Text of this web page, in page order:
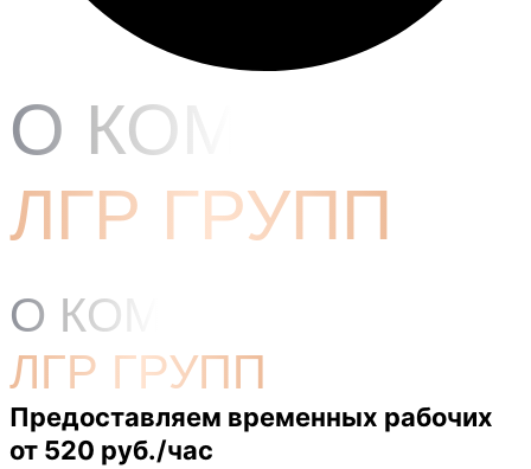
О КОМПАНИИ
ЛГР ГРУПП
О КОМПАНИИ
ЛГР ГРУПП
Предоставляем временных рабочих
от 520 руб./час